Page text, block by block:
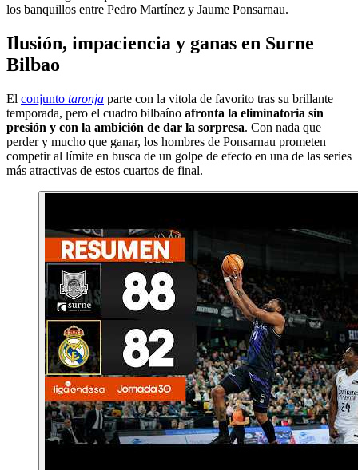
los banquillos entre Pedro Martínez y Jaume Ponsarnau.
Ilusión, impaciencia y ganas en Surne
Bilbao
El conjunto taronja parte con la vitola de favorito tras su brillante
temporada, pero el cuadro bilbaíno afronta la eliminatoria sin
presión y con la ambición de dar la sorpresa. Con nada que
perder y mucho que ganar, los hombres de Ponsarnau prometen
competir al límite en busca de un golpe de efecto en una de las series
más atractivas de estos cuartos de final.